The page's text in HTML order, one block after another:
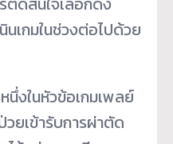
เกมในช่วงต่อไปด้วย
นึ่งในหัวข้อเกมเพลย์
ยเข้ารับการผ่าตัด